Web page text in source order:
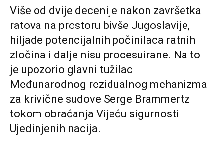
Više od dvije decenije nakon završetka
ratova na prostoru bivše Jugoslavije,
hiljade potencijalnih počinilaca ratnih
zločina i dalje nisu procesuirane. Na to
je upozorio glavni tužilac
Međunarodnog rezidualnog mehanizma
za krivične sudove Serge Brammertz
tokom obraćanja Vijeću sigurnosti
Ujedinjenih nacija.